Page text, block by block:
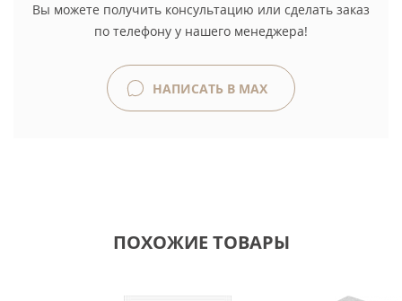
Вы можете получить консультацию или сделать заказ
по телефону у нашего менеджера!
НАПИСАТЬ В MAX
ПОХОЖИЕ ТОВАРЫ